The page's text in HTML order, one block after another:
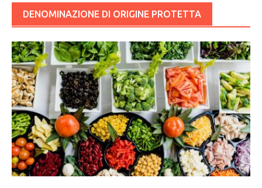
DENOMINAZIONE DI ORIGINE PROTETTA